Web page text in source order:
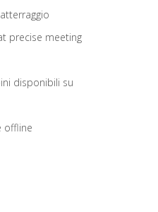
precise meeting
disponibili su
offline